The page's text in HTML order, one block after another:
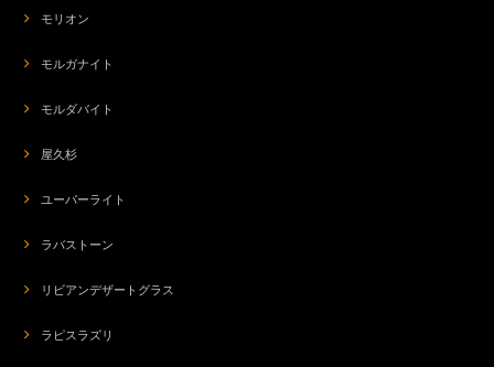
モリオン
モルガナイト
モルダバイト
屋久杉
ユーパーライト
ラバストーン
リビアンデザートグラス
ラピスラズリ